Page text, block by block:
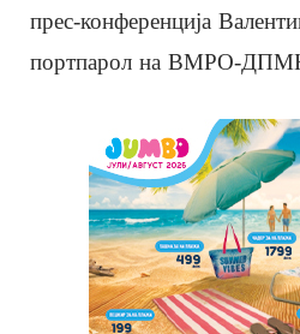
прес-конференција
портпарол на ВМРО-